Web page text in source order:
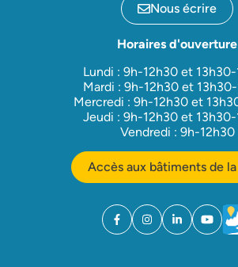
Nous écrire
Horaires d'ouverture
Lundi : 9h-12h30 et
Mardi : 9h-12h30 et
Mercredi : 9h-12h30 et
Jeudi : 9h-12h30 et
Vendredi : 9h-12h30
Accès aux bâtiments de
Facebook
(ouverture dans un
Instagram
(ouverture dans
Linkedin
(ouverture